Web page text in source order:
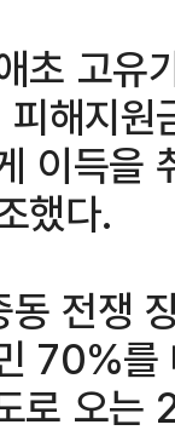
초 고유
해지
이득을
했다.
전쟁
70%
로 오는